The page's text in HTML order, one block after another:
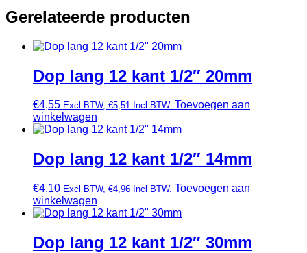
Gerelateerde producten
Dop lang 12 kant 1/2″ 20mm
€4,55 Excl BTW, €5,51 Incl BTW. Toevoegen aan
winkelwagen
Dop lang 12 kant 1/2″ 14mm
€4,10 Excl BTW, €4,96 Incl BTW. Toevoegen aan
winkelwagen
Dop lang 12 kant 1/2″ 30mm